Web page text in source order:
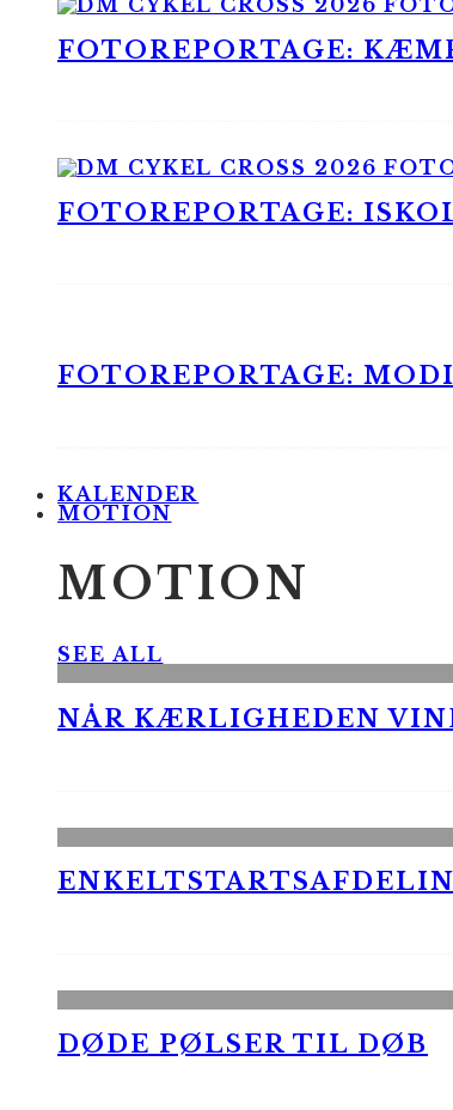
FOTOREPORTAGE:
FOTOREPORTAGE:
FOTOREPORTAGE:
KALENDER
MOTION
MOTION
SEE ALL
NÅR KÆRLIGHEDEN
DØDE PØLSER TIL DØB